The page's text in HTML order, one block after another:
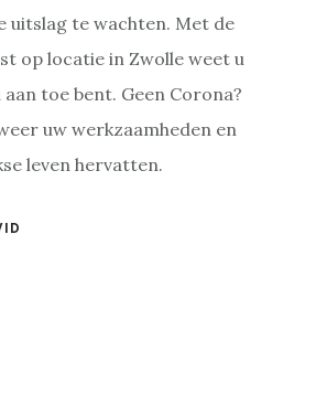
uitslag te wachten. Met de
op locatie in Zwolle weet u
toe bent. Geen Corona?
uw werkzaamheden en
leven hervatten.